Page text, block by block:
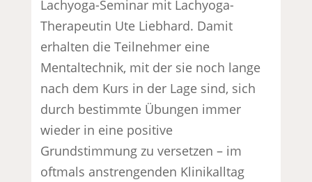
Lachyoga-Seminar mit Lachyoga-
Therapeutin Ute Liebhard. Damit
erhalten die Teilnehmer eine
Mentaltechnik, mit der sie noch lange
nach dem Kurs in der Lage sind, sich
durch bestimmte Übungen immer
wieder in eine positive
Grundstimmung zu versetzen – im
oftmals anstrengenden Klinikalltag